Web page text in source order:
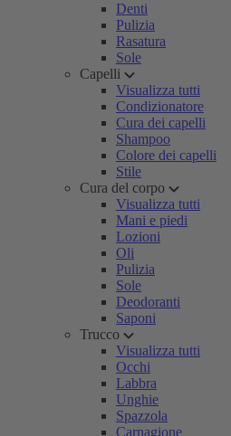
Denti
Pulizia
Rasatura
Sole
Capelli
Visualizza tutti
Condizionatore
Cura dei capelli
Shampoo
Colore dei capelli
Stile
Cura del corpo
Visualizza tutti
Mani e piedi
Lozioni
Oli
Pulizia
Sole
Deodoranti
Saponi
Trucco
Visualizza tutti
Occhi
Labbra
Unghie
Spazzola
Carnagione